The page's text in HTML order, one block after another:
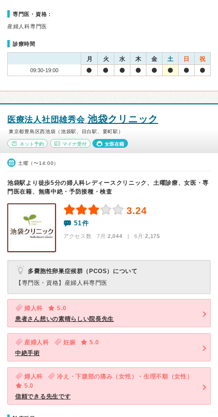
専門医・資格：
産婦人科専門医
診療時間
月 火 水 木 金 土 日 祝
09:30-19:00
医療法人社団雄秀会 池袋クリニック
東京都豊島区西池袋（池袋駅、目白駅、要町駅）
ネット予約 マイナ受付 女医在籍
土曜（〜14:00）
池袋駅より徒歩5分の婦人科レディースクリニック、土曜診療、女医・専
門医在籍、無痛中絶・予防接種・検査
3.24
51件
アクセス数 7月:2,044 | 6月:2,175
多嚢胞性卵巣症候群（PCOS）について
【専門医・資格】 産婦人科専門医
婦人科
5.0
患者さん想いの素晴らしい院長先生
産婦人科 妊娠
5.0
中絶手術
婦人科
冷え・下腹部の痛み（女性）・生理不順（女性）
5.0
信頼できる先生です